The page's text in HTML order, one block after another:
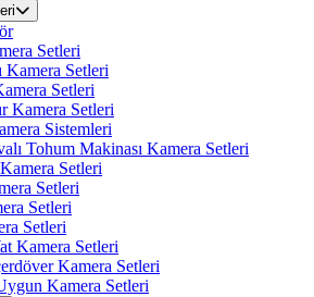
Setleri
Kamera Setleri
Setleri
Kamera Setleri
Sistemleri
Tohum Makinası Kamera Setleri
Setleri
Setleri
Setleri
Setleri
Kamera Setleri
Kamera Setleri
Kamera Setleri